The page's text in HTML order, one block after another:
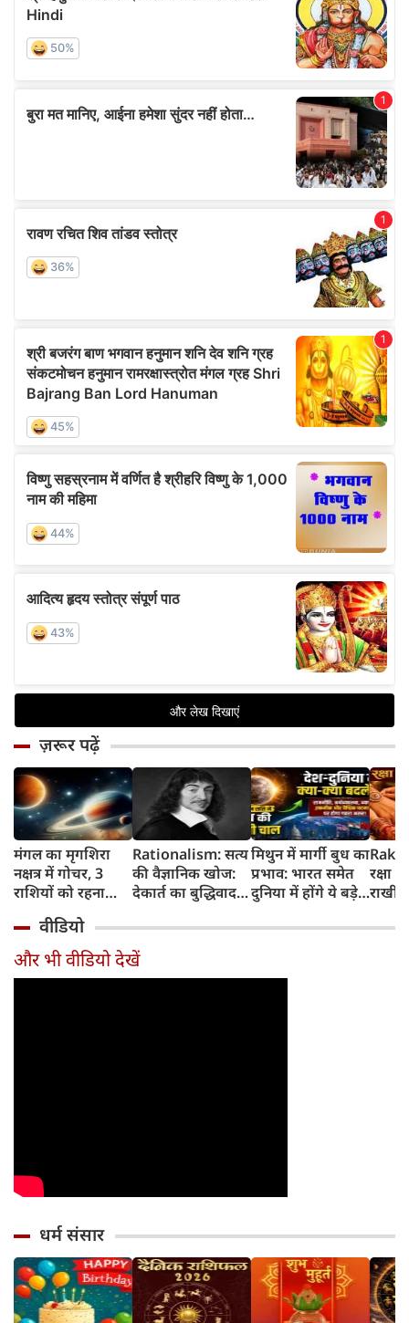
ज़रूर पढ़ें
मंगल का मृगशिरा
नक्षत्र में गोचर, 3
राशियों को रहना
सावधान
Rationalism: सत्य
की वैज्ञानिक खोज:
देकार्त का बुद्धिवाद
का जन्म
मिथुन में मार्गी बुध का
प्रभाव: भारत समेत
दुनिया में होंगे ये बड़े
रक्षा
राखी
वीडियो
और भी वीडियो देखें
धर्म संसार